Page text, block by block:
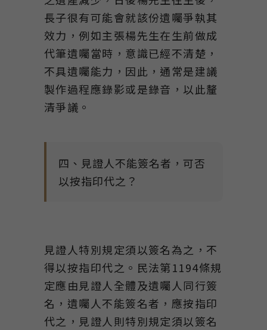
長子很有可能會就該份遺囑爭執其
效力，例如主張楊先生在生前做成
代筆遺囑當時，意識已經不清楚，
不具遺囑能力，因此，通常是建議
製作過程應錄影或是錄音，以此釐
清爭議。
四、見證人不能簽名者，可否
以按指印代之？
見證人特別規定須以簽名為之，不
得以按指印代之。民法第1194條規
定應由見證人全體及遺囑人同行簽
名，遺囑人不能簽名者，應按指印
代之，見證人則特別規定須以簽名